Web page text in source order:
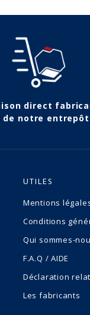
direct
de notre entrepôt
UTILES
Mentions
Conditions
Qui sommes-
F.A.Q / AIDE
Déclaration
Les fabricants